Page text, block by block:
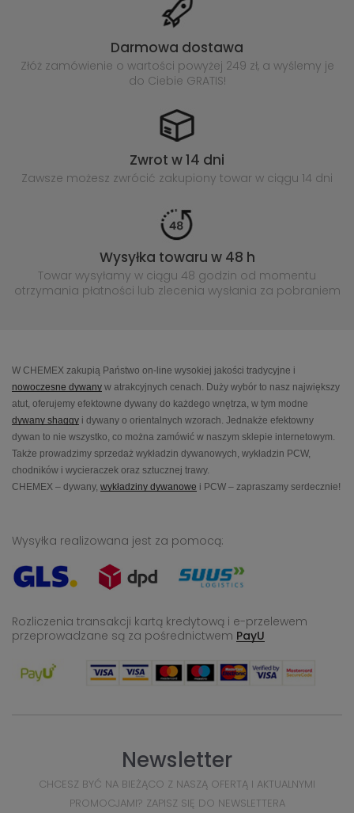
Darmowa dostawa
Złóż zamówienie o wartości powyżej 249 zł, a wyślemy je
do Ciebie GRATIS!
Zwrot w 14 dni
Zawsze możesz zwrócić zakupiony towar w ciągu 14 dni
Wysyłka towaru w 48 h
Towar wysyłamy w ciągu 48 godzin od momentu
otrzymania płatności lub zlecenia wysłania za pobraniem
W CHEMEX zakupią Państwo on-line wysokiej jakości tradycyjne i
nowoczesne dywany w atrakcyjnych cenach. Duży wybór to nasz największy
atut, oferujemy efektowne dywany do każdego wnętrza, w tym modne
dywany shaggy i dywany o orientalnych wzorach. Jednakże efektowny
dywan to nie wszystko, co można zamówić w naszym sklepie internetowym.
Także prowadzimy sprzedaż wykładzin dywanowych, wykładzin PCW,
chodników i wycieraczek oraz sztucznej trawy.
CHEMEX – dywany, wykładziny dywanowe i PCW – zapraszamy serdecznie!
Wysyłka realizowana jest za pomocą:
Rozliczenia transakcji kartą kredytową i e-przelewem
przeprowadzane są za pośrednictwem PayU
Newsletter
CHCESZ BYĆ NA BIEŻĄCO Z NASZĄ OFERTĄ I AKTUALNYMI
PROMOCJAMI? ZAPISZ SIĘ DO NEWSLETTERA